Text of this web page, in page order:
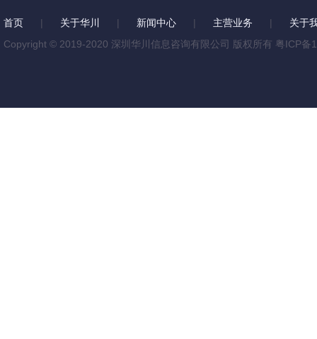
首页 | 关于华川 | 新闻中心 | 主营业务 |
关于
Copyright © 2019-2020 深圳华川信息咨询有限公司 版权所有 粤ICP备